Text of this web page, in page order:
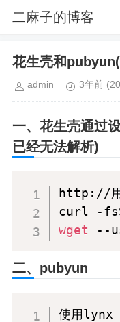
二麻子的博客
花生壳和
admin 3年前
一、花生壳通过
已经无法解析)
http://用
curl -
wget
--
二、pubyun
使用lynx